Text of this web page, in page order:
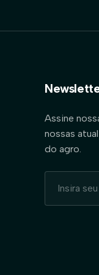
Assine
nossas
do agro.